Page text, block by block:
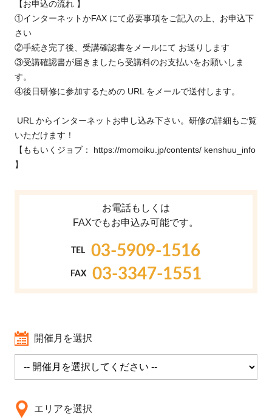
【お申込の流れ 】
①インターネットかFAX にて必要事項をご記入の上、お申込下
さい
②手続き完了後、受講確認書をメールにて お送りします
③受講確認書が届きましたら受講料のお支払いをお願いしま
す。
④後日研修に参加するための URL をメールで送付します。
URL からインターネットお申し込み下さい。研修の詳細もご覧
いただけます！
【ももいくジョブ：
https://momoiku.jp/contents/ kenshuu_info
】
お電話もしくは
FAXでもお申込み可能です。
TEL 03-5909-1516
FAX 03-3347-1551
開催月を選択
エリアを選択